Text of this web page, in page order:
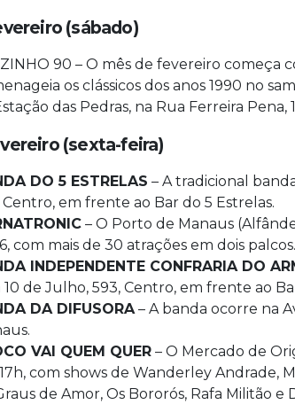
(sábado)
90 – O mês de fevereiro começa
os clássicos dos anos 1990 no
das Pedras, na Rua Ferreira Pena,
(sexta-feira)
DO 5 ESTRELAS – A tradicional
Centro, em frente ao Bar do 5 Estrelas.
– O Porto de Manaus
com mais de 30 atrações em dois palcos.
INDEPENDENTE CONFRARIA DO
10 de Julho, 593, Centro, em frente ao
DA DIFUSORA– A banda ocorre na
VAI QUEM QUER – O Mercado de
com shows de Wanderley Andrade,
de Amor, Os Bororós, Rafa Militão e